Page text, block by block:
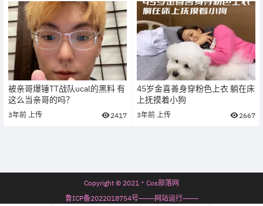
被亲哥爆锤TT战队ucal的黑料 有
这么当亲哥的吗？
3年前 上传 2417
45岁金喜善身穿粉色上衣 躺在床
上抚摸着小狗
3年前 上传 2667
Copyright © 2021・Cos部落网
鲁ICP备2022018754号———网站运行———